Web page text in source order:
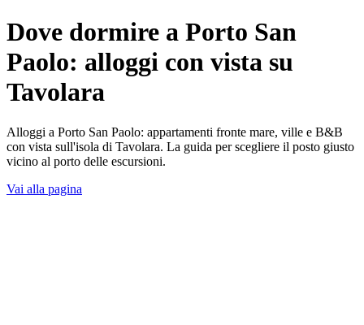
Dove dormire a Porto San
Paolo: alloggi con vista su
Tavolara
Alloggi a Porto San Paolo: appartamenti fronte mare, ville e B&B
con vista sull'isola di Tavolara. La guida per scegliere il posto giusto
vicino al porto delle escursioni.
Vai alla pagina